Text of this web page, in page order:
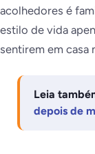
acolhedores é
estilo de vida
sentirem em casa
Leia
depois de